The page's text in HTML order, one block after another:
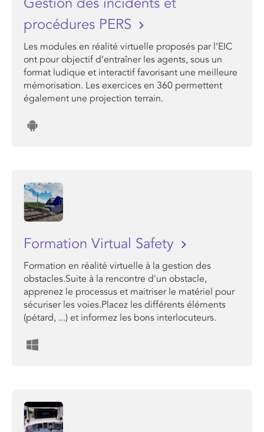
procédures PERS
Les modules en réalité virtuelle proposés par l’EIC
ont pour objectif d’entraîner les agents, sous un
format ludique et interactif favorisant une meilleure
mémorisation. Les exercices en 360 permettent
également une projection terrain.
Formation Virtual Safety
Formation en réalité virtuelle à la gestion des
obstacles.Suite à la rencontre d'un obstacle,
apprenez le processus et maitriser le matériel pour
sécuriser les voies.Placez les différents éléments
(pétard, ...) et informez les bons interlocuteurs.